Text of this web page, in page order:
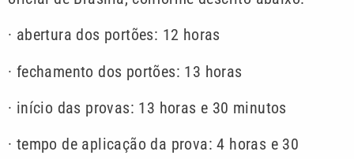
· abertura dos portões: 12 horas
· fechamento dos portões: 13 horas
· início das provas: 13 horas e 30 minutos
· tempo de aplicação da prova: 4 horas e 30